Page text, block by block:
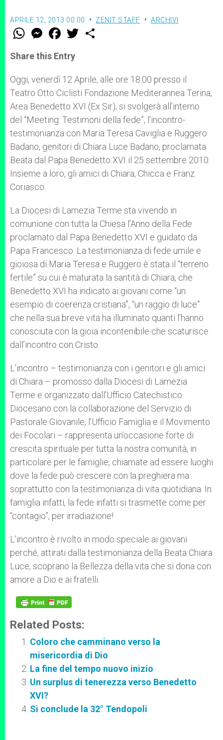
APRILE 12, 2013 00:00 ZENIT STAFF ARCHIVI
W
t
s
p
p
M
e
s
e
g
e
r
F
a
e
b
o
k
w
r
Share this Entry
Oggi, venerdì 12 Aprile, alle ore 18.00 presso il
Teatro Otto Ciclisti Fondazione Mediterannea Terina,
Area Benedetto XVI (Ex Sir), si svolgerà all’interno
del “Meeting: Testimoni della fede”, l’incontro-
testimonianza con Maria Teresa Caviglia e Ruggero
Badano, genitori di Chiara Luce Badano, proclamata
Beata dal Papa Benedetto XVI il 25 settembre 2010.
Insieme a loro, gli amici di Chiara, Chicca e Franz
Coriasco.
La Diocesi di Lamezia Terme sta vivendo in
comunione con tutta la Chiesa l’Anno della Fede
proclamato dal Papa Benedetto XVI e guidato da
Papa Francesco. La testimonianza di fede umile e
gioiosa di Maria Teresa e Ruggero è stata il “terreno
fertile” su cui è maturata la santità di Chiara, che
Benedetto XVI ha indicato ai giovani come “un
esempio di coerenza cristiana”, “un raggio di luce”
che nella sua breve vita ha illuminato quanti l’hanno
conosciuta con la gioia incontenibile che scaturisce
dall’incontro con Cristo.
L’incontro – testimonianza con i genitori e gli amici
di Chiara – promosso dalla Diocesi di Lamezia
Terme e organizzato dall’Ufficio Catechistico
Diocesano con la collaborazione del Servizio di
Pastorale Giovanile, l’Ufficio Famiglia e il Movimento
dei Focolari – rappresenta un’occasione forte di
crescita spirituale per tutta la nostra comunità, in
particolare per le famiglie, chiamate ad essere luoghi
dove la fede può crescere con la preghiera ma
soprattutto con la testimonianza di vita quotidiana. In
famiglia infatti, la fede infatti si trasmette come per
“contagio”, per irradiazione!
L’incontro è rivolto in modo speciale ai giovani
perché, attirati dalla testimonianza della Beata Chiara
Luce, scoprano la Bellezza della vita che si dona con
amore a Dio e ai fratelli.
Related Posts:
Coloro che camminano verso la
misericordia di Dio
La fine del tempo nuovo inizio
Un surplus di tenerezza verso Benedetto
XVI?
Si conclude la 32° Tendopoli